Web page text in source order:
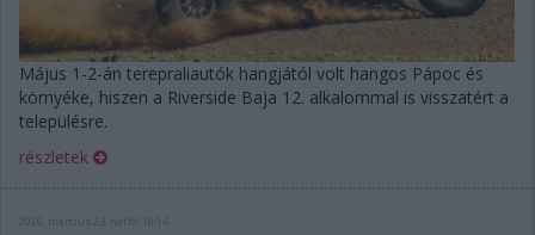
Május 1-2-án terepraliautók hangjától volt hangos Pápoc és
környéke, hiszen a Riverside Baja 12. alkalommal is visszatért a
településre.
részletek
2026. március 23. hétfő, 16:14